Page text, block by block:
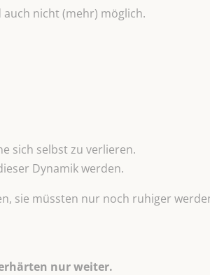
nicht (mehr) möglich.
sich selbst zu verlieren.
Dynamik werden.
sie müssten nur noch ruhiger
nur weiter.